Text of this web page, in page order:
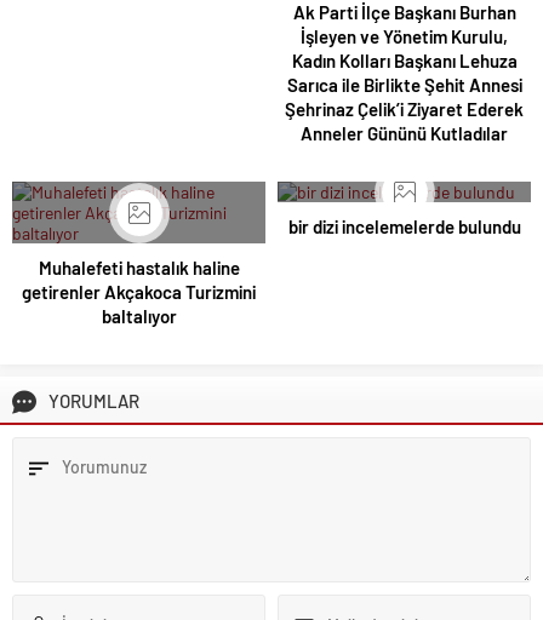
Ak Parti İlçe Başkanı Burhan
İşleyen ve Yönetim Kurulu,
Kadın Kolları Başkanı Lehuza
Sarıca ile Birlikte Şehit Annesi
Şehrinaz Çelik’i Ziyaret Ederek
Anneler Gününü Kutladılar
Muhalefeti hastalık haline
getirenler Akçakoca Turizmini
baltalıyor
bir dizi incelemelerde bulundu
YORUMLAR